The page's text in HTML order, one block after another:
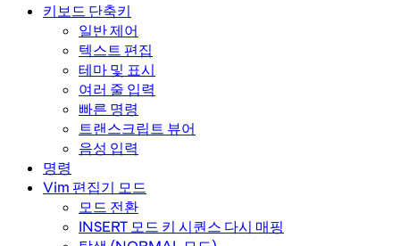
키보드 단축키
일반 제어
텍스트 편집
테마 및 표시
여러 줄 입력
빠른 명령
트랜스크립트 뷰어
음성 입력
명령
Vim 편집기 모드
모드 전환
INSERT 모드 키 시퀀스 다시 매핑